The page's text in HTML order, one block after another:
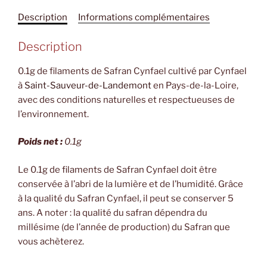
de
Cynfael
Description Informations complémentaires
Description
0.1g de filaments de Safran Cynfael cultivé par Cynfael
à Saint-Sauveur-de-Landemonten Pays-de-la-Loire,
avec des conditions naturelles et respectueuses de
l’environnement.
Poids net : 0.1g
Le 0.1g de filaments de Safran Cynfael doit être
conservée à l’abri de la lumière et de l’humidité. Grâce
à la qualité du Safran Cynfael, il peut se conserver 5
ans. A noter : la qualité du safran dépendra du
millésime (de l’année de production) du Safran que
vous achèterez.